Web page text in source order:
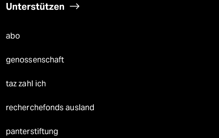
Unterstützen
abo
genossenschaft
taz zahl ich
recherchefonds ausland
panterstiftung